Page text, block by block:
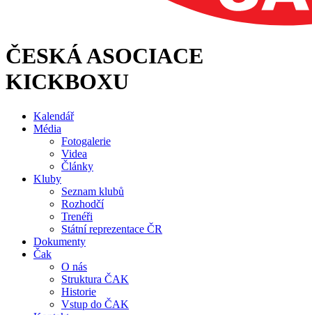
ČESKÁ ASOCIACE
KICKBOXU
Kalendář
Média
Fotogalerie
Videa
Články
Kluby
Seznam klubů
Rozhodčí
Trenéři
Státní reprezentace ČR
Dokumenty
Čak
O nás
Struktura ČAK
Historie
Vstup do ČAK